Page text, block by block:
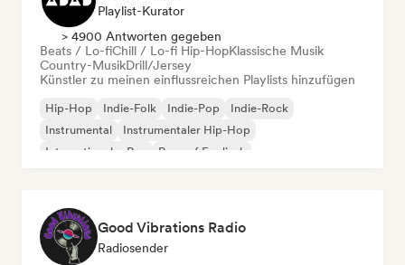
Playlist-Kurator
> 4900 Antworten gegeben
Beats / Lo-fiChill / Lo-fi Hip-HopKlassische Musik
Country-MusikDrill/Jersey
Künstler zu meinen einflussreichen Playlists hinzufügen
Hip-Hop Indie-Folk Indie-Pop
Indie-Rock
Instrumental
Instrumentaler Hip-Hop
Internationaler Rap
Rap auf Englisch
Good Vibrations Radio
Radiosender